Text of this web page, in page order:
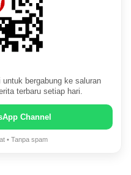
bergabung ke saluran
terbaru setiap hari.
Channel
• Tanpa spam